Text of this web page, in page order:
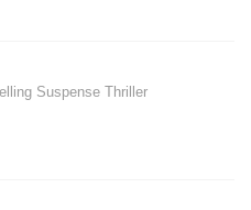
Suspense Thriller